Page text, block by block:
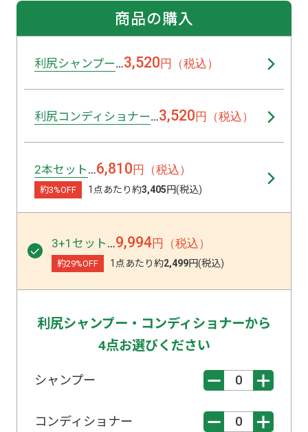
商品の購入
利尻シャンプー…3,520円（税込）
利尻コンディショナー…3,520円（税込）
2本セット …6,810円（税込）
約3%OFF 1点あたり約3,405円(税込)
3+1セット …9,994円（税込）
約29%OFF 1点あたり約2,499円(税込)
利尻シャンプー・コンディショナーから
4点お選びください
シャンプー
コンディショナー